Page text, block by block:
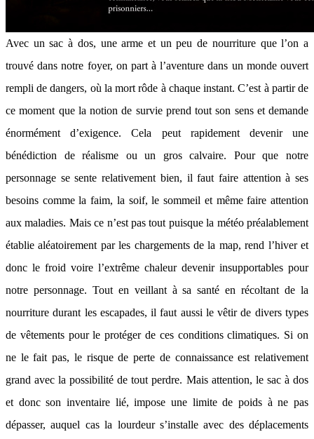
Avec un sac à dos, une arme et un peu de nourriture que l’on a
trouvé dans notre foyer, on part à l’aventure dans un monde ouvert
rempli de dangers, où la mort rôde à chaque instant. C’est à partir de
ce moment que la notion de survie prend tout son sens et demande
énormément d’exigence. Cela peut rapidement devenir une
bénédiction de réalisme ou un gros calvaire. Pour que notre
personnage se sente relativement bien, il faut faire attention à ses
besoins comme la faim, la soif, le sommeil et même faire attention
aux maladies. Mais ce n’est pas tout puisque la météo préalablement
établie aléatoirement par les chargements de la map, rend l’hiver et
donc le froid voire l’extrême chaleur devenir insupportables pour
notre personnage. Tout en veillant à sa santé en récoltant de la
nourriture durant les escapades, il faut aussi le vêtir de divers types
de vêtements pour le protéger de ces conditions climatiques. Si on
ne le fait pas, le risque de perte de connaissance est relativement
grand avec la possibilité de tout perdre. Mais attention, le sac à dos
et donc son inventaire lié, impose une limite de poids à ne pas
dépasser, auquel cas la lourdeur s’installe avec des déplacements